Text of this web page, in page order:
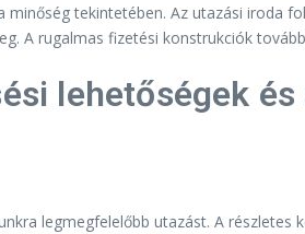
tekintetében. Az utazási iroda
A rugalmas fizetési konstrukciók
lehetőségek
legmegfelelőbb utazást. A részletes